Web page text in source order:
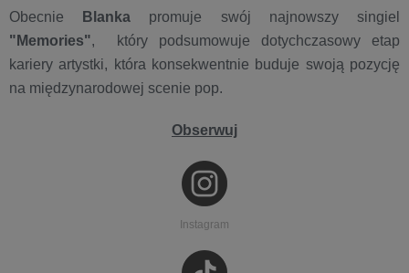
Obecnie Blanka promuje swój najnowszy singiel
"Memories", który podsumowuje dotychczasowy etap
kariery artystki, która konsekwentnie buduje swoją pozycję
na międzynarodowej scenie pop.
Obserwuj
Instagram